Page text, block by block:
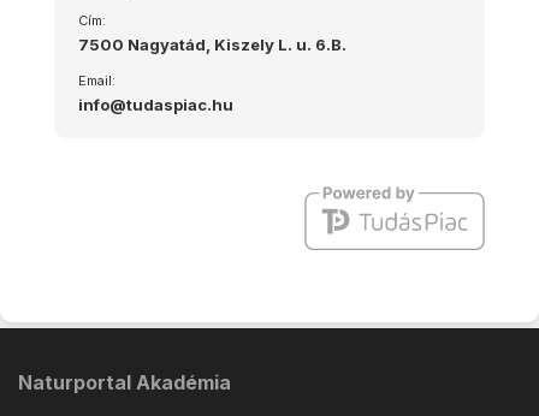
Cím:
7500 Nagyatád, Kiszely L. u. 6.B.
Email:
info@tudaspiac.hu
Naturportal Akadémia